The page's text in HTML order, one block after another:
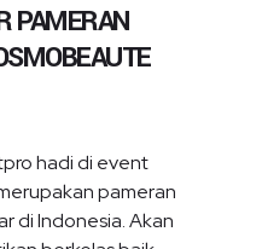
PAMERAN
hadi di event
pameran
di Indonesia. Akan